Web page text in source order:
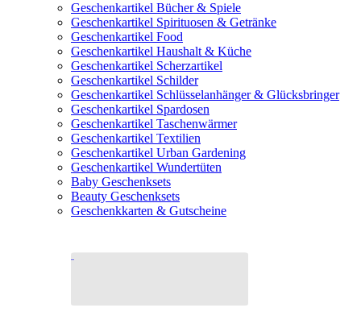
Geschenkartikel Bücher & Spiele
Geschenkartikel Spirituosen & Getränke
Geschenkartikel Food
Geschenkartikel Haushalt & Küche
Geschenkartikel Scherzartikel
Geschenkartikel Schilder
Geschenkartikel Schlüsselanhänger & Glücksbringer
Geschenkartikel Spardosen
Geschenkartikel Taschenwärmer
Geschenkartikel Textilien
Geschenkartikel Urban Gardening
Geschenkartikel Wundertüten
Baby Geschenksets
Beauty Geschenksets
Geschenkkarten & Gutscheine